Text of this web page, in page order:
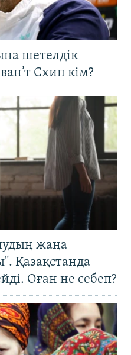
шетелдік
Схип кім?
жаңа
Қазақстанда
Оған не себеп?